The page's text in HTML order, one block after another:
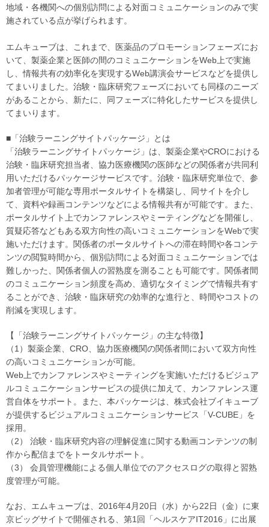
地域・各機関への個別訪問による対面コミュニケーションのみで実
施されている点が挙げられます。
エムキューブは、これまで、医薬品のプロモーションフェーズにお
いて、製薬企業と医師の間のコミュニケーションをWeb上で実施
し、情報共有の効率化を実現するWeb講演会サービスなどを提供し
てまいりました。治験・臨床研究フェーズにおいても同様のニーズ
があることから、新たに、同フェーズに特化したサービスを提供し
てまいります。
■「治験ラーニングサイトパッケージ」とは
「治験ラーニングサイトパッケージ」は、製薬企業やCROにおける
治験・臨床研究担当者、協力医療機関の医師などの関係者が共同利
用いただけるパッケージサービスです。治験・臨床研究単位で、参
加者管理が可能な専用ポータルサイトを構築し、同サイトを介し
て、資料や録画コンテンツなどによる情報共有が可能です。また、
ポータルサイト上でカンファレンスやミーティングなどを開催し、
質疑応答などもある双方向性の高いコミュニケーションをWebで実
施いただけます。関係者のポータルサイトへの滞在時間や各コンテ
ンツの閲覧時間から、個別訪問による対面コミュニケーションでは
難しかった、関係者個人の習熟度を測ることも可能です。関係者間
のコミュニケーション頻度を高め、適切なタイミングで情報共有す
ることができ、治験・臨床研究の効率的な進行と、時間やコストの
削減を実現します。
【「治験ラーニングサイトパッケージ」の主な特徴】
（1）製薬企業、CRO、協力医療機関の関係者間において双方向性
の高いコミュニケーションが可能。
Web上でカンファレンスやミーティングを実施いただけるビジュア
ルコミュニケーションサービスの提供に加えて、カンファレンス運
営自体をサポート。また、本パッケージは、株式会社ブイキューブ
が提供するビジュアルコミュニケーションサービス「V-CUBE」を
採用。
（2） 治験・臨床研究内容の理解促進に関する動画コンテンツの制
作から配信までをトータルサポート。
（3） 会員管理機能による個人単位でのアクセスログの取得と習熟
度管理が可能。
なお、エムキューブは、2016年4月20日（水）から22日（金）に東
京ビッグサイトで開催される、第1回「ヘルスケアIT2016」に出展